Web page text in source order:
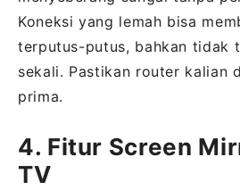
Koneksi yang lemah bisa
terputus-putus, bahkan tidak
sekali. Pastikan router kalian
prima.
4. Fitur Screen
TV